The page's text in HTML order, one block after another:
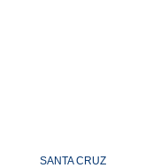
SANTA CRUZ